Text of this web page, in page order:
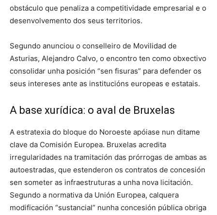
obstáculo que penaliza a competitividade empresarial e o
desenvolvemento dos seus territorios.
Segundo anunciou o conselleiro de Movilidad de
Asturias, Alejandro Calvo, o encontro ten como obxectivo
consolidar unha posición “sen fisuras” para defender os
seus intereses ante as institucións europeas e estatais.
A base xurídica: o aval de Bruxelas
A estratexia do bloque do Noroeste apóiase nun ditame
clave da Comisión Europea. Bruxelas acredita
irregularidades na tramitación das prórrogas de ambas as
autoestradas, que estenderon os contratos de concesión
sen someter as infraestruturas a unha nova licitación.
Segundo a normativa da Unión Europea, calquera
modificación “sustancial” nunha concesión pública obriga